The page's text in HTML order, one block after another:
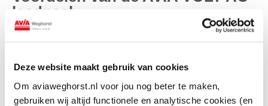
Deze website maakt gebruik van cookies
Om aviaweghorst.nl voor jou nog beter te maken,
gebruiken wij altijd functionele en analytische cookies (en
laadpaal
Inzicht in laadsessies en stroomverbruik.